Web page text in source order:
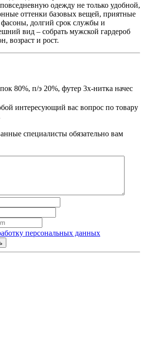
одежду не только удобной,
оттенки базовых вещей, приятные
долгий срок службы и
вид – собрать мужской гардероб
возраст и рост.
80%, п/э 20%, футер 3х-нитка начес
интересующий вас вопрос по товару
специалисты обязательно вам
персональных данных